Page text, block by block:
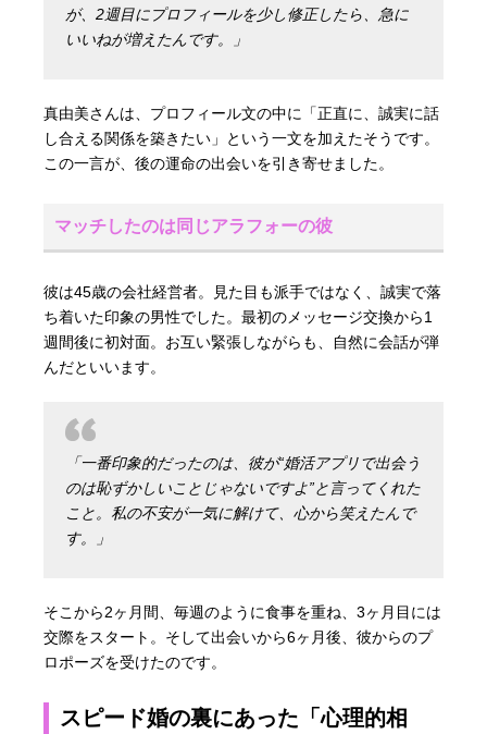
が、2週目にプロフィールを少し修正したら、急に
いいねが増えたんです。」
真由美さんは、プロフィール文の中に「正直に、誠実に話
し合える関係を築きたい」という一文を加えたそうです。
この一言が、後の運命の出会いを引き寄せました。
マッチしたのは同じアラフォーの彼
彼は45歳の会社経営者。見た目も派手ではなく、誠実で落
ち着いた印象の男性でした。最初のメッセージ交換から1
週間後に初対面。お互い緊張しながらも、自然に会話が弾
んだといいます。
「一番印象的だったのは、彼が“婚活アプリで出会う
のは恥ずかしいことじゃないですよ”と言ってくれた
こと。私の不安が一気に解けて、心から笑えたんで
す。」
そこから2ヶ月間、毎週のように食事を重ね、3ヶ月目には
交際をスタート。そして出会いから6ヶ月後、彼からのプ
ロポーズを受けたのです。
スピード婚の裏にあった「心理的相